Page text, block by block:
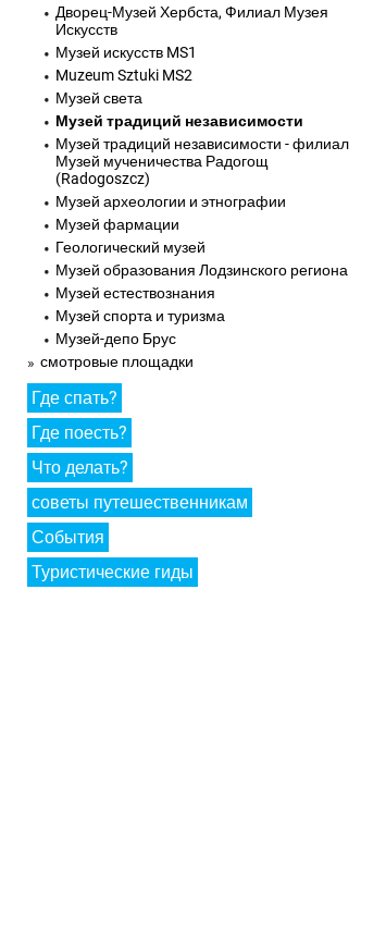
Дворец-Музей Хербста, Филиал Музея
Искусств
Музей искусств MS1
Muzeum Sztuki MS2
Музей света
Музей традиций независимости
Музей традиций независимости - филиал
Музей мученичества Радогощ
(Radogoszcz)
Музей археологии и этнографии
Музей фармации
Геологический музей
Музей образования Лодзинского региона
Музей естествознания
Музей спорта и туризма
Музей-депо Брус
смотровые площадки
Где спать?
Где поесть?
Что делать?
советы путешественникам
События
Туристические гиды